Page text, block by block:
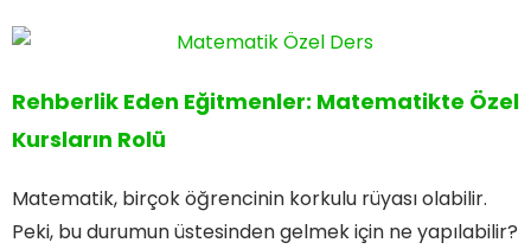
Rehberlik Eden Eğitmenler: Matematikte Özel
Kursların Rolü
Matematik, birçok öğrencinin korkulu rüyası olabilir.
Peki, bu durumun üstesinden gelmek için ne yapılabilir?